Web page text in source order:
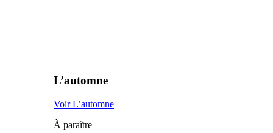
L’automne
Voir L’automne
À paraître